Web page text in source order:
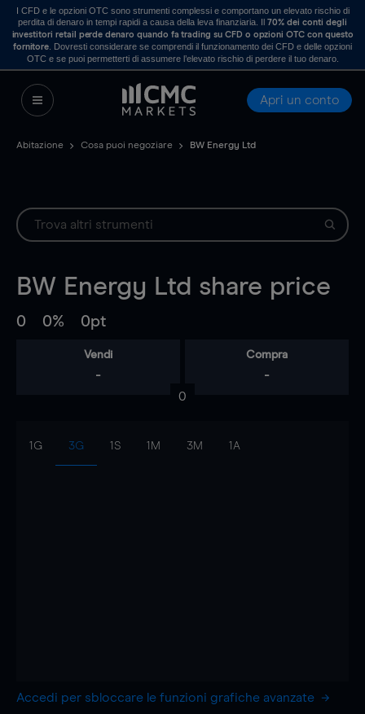
I CFD e le opzioni OTC sono strumenti complessi e comportano un elevato rischio di
perdita di denaro in tempi rapidi a causa della leva finanziaria. Il70% dei conti degli
investitori retail perde denaro quando fa trading su CFD o opzioni OTC con questo
fornitore . Dovresti considerare se comprendi il funzionamento dei CFD e delle opzioni
OTC e se puoi permetterti di assumere l’elevato rischio di perdere il tuo denaro.
Apri un conto
Abitazione Cosa puoi negoziare BW Energy Ltd
BW Energy Ltd share price
0 0% 0pt
Vendi
-
Compra
-
0
1G 3G 1S 1M 3M 1A
Accedi per sbloccare le funzioni grafiche avanzate